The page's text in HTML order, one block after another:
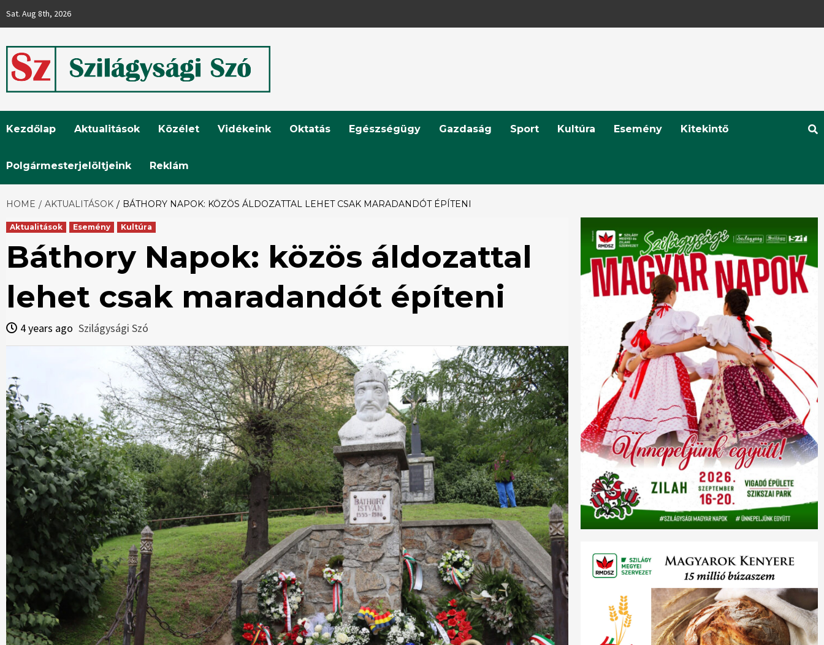
Sat. Aug 8th, 2026
Szilágysági
Szó
Kezdőlap Aktualitások Közélet Vidékeink Oktatás Egészségügy Gazdaság Sport Kultúra Esemény Kitekintő
Polgármesterjelöltjeink Reklám
HOME AKTUALITÁSOK BÁTHORY NAPOK: KÖZÖS ÁLDOZATTAL LEHET CSAK MARADANDÓT ÉPÍTENI
Aktualitások Esemény Kultúra
Báthory Napok: közös áldozattal
lehet csak maradandót építeni
4 years ago Szilágysági Szó